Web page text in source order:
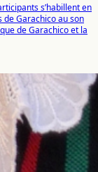
s’habillent en
Garachico au son
de Garachico et la